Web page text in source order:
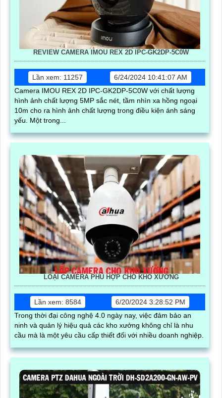
REVIEW CAMERA IMOU REX 2D IPC-GK2DP-5C0W
Lần xem: 11257
6/24/2024 10:41:07 AM
Camera IMOU REX 2D IPC-GK2DP-5C0W với chất lượng
hình ảnh chất lượng 5MP sắc nét, tầm nhìn xa hồng ngoại
10m cho ra hình ảnh chất lượng trong điều kiện ánh sáng
yếu. Một trong...
LOẠI CAMERA PHÙ HỢP CHO KHO XƯỞNG
Lần xem: 8584
6/20/2024 3:28:52 PM
Trong thời đại công nghệ 4.0 ngày nay, việc đảm bảo an
ninh và quản lý hiệu quả các kho xưởng không chỉ là nhu
cầu mà là một yêu cầu cấp thiết đối với nhiều doanh nghiệp.